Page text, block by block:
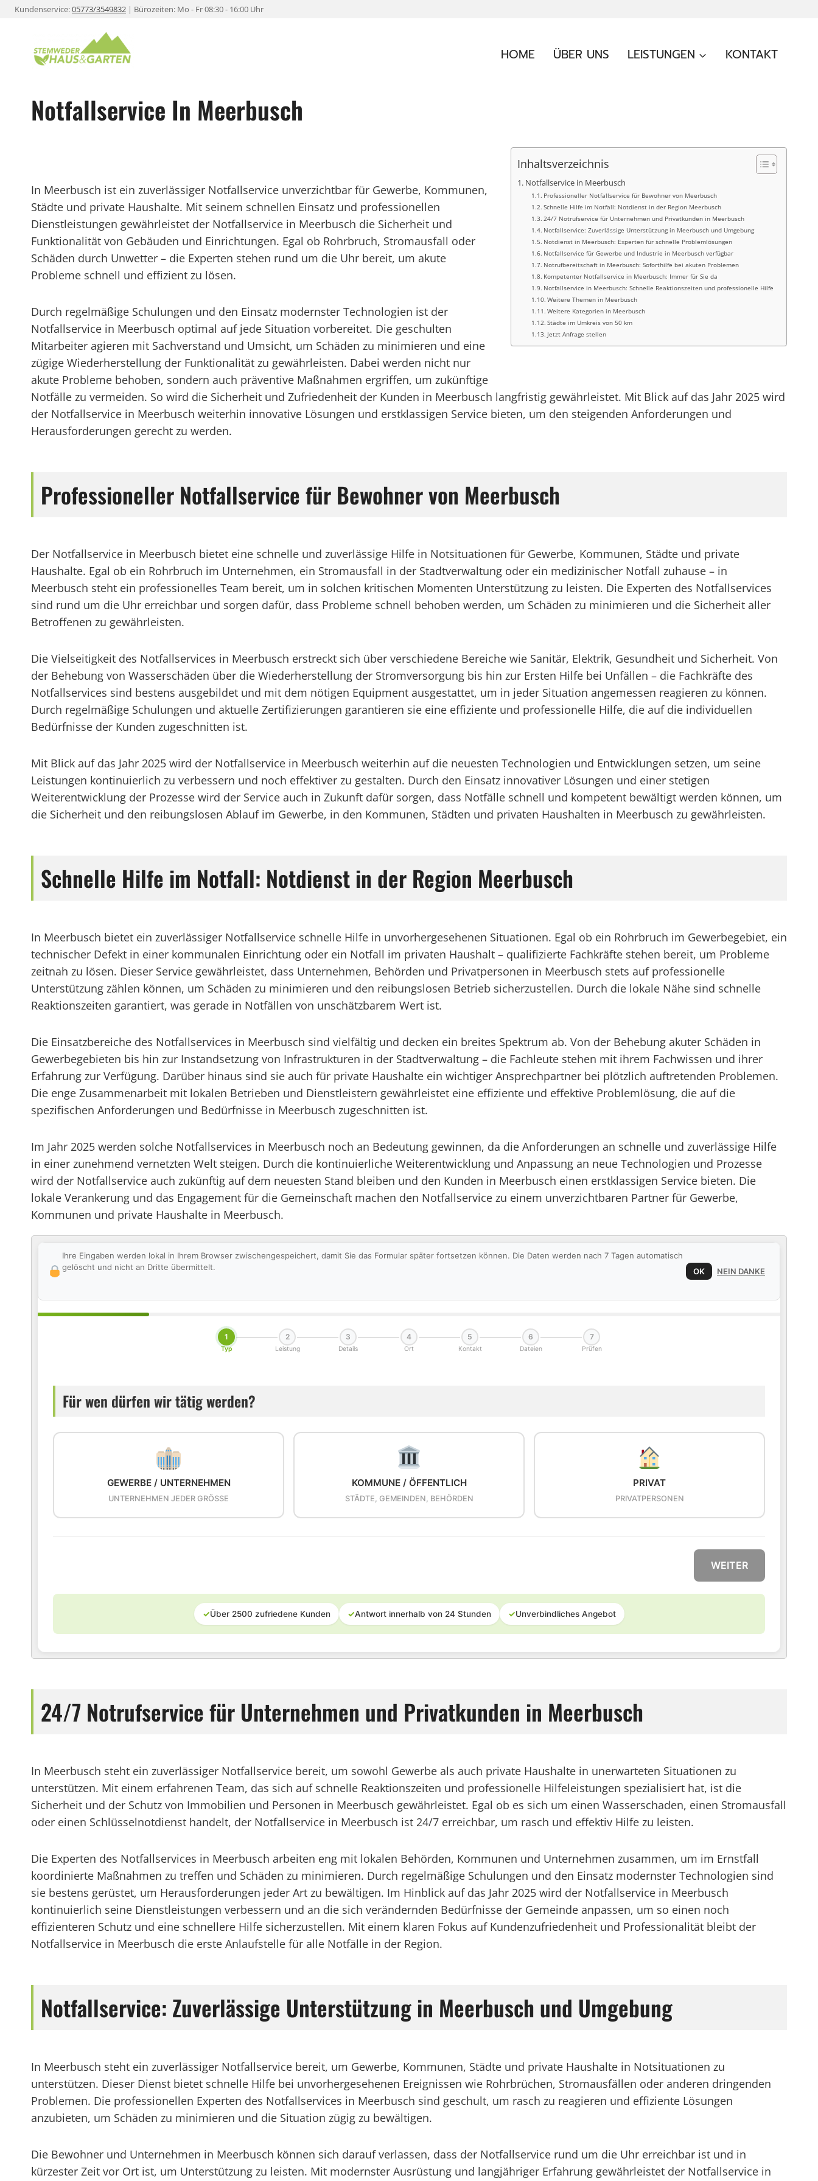
ZumKundenservice:05773/3549832 | Bürozeiten: Mo - Fr 08:30 - 16:00 Uhr
HOME ÜBER UNS LEISTUNGEN KONTAKT
Notfallservice In Meerbusch
Inhaltsverzeichnis
Notfallservice in Meerbusch
Professioneller Notfallservice für Bewohner von Meerbusch
Schnelle Hilfe im Notfall: Notdienst in der Region Meerbusch
24/7 Notrufservice für Unternehmen und Privatkunden in Meerbusch
Notfallservice: Zuverlässige Unterstützung in Meerbusch und Umgebung
Notdienst in Meerbusch: Experten für schnelle Problemlösungen
Notfallservice für Gewerbe und Industrie in Meerbusch verfügbar
Notrufbereitschaft in Meerbusch: Soforthilfe bei akuten Problemen
Kompetenter Notfallservice in Meerbusch: Immer für Sie da
Notfallservice in Meerbusch: Schnelle Reaktionszeiten und professionelle Hilfe
Weitere Themen in Meerbusch
Weitere Kategorien in Meerbusch
Städte im Umkreis von 50 km
Jetzt Anfrage stellen
In Meerbusch ist ein zuverlässiger Notfallservice unverzichtbar für Gewerbe, Kommunen,
Städte und private Haushalte. Mit seinem schnellen Einsatz und professionellen
Dienstleistungen gewährleistet der Notfallservice in Meerbusch die Sicherheit und
Funktionalität von Gebäuden und Einrichtungen. Egal ob Rohrbruch, Stromausfall oder
Schäden durch Unwetter – die Experten stehen rund um die Uhr bereit, um akute
Probleme schnell und effizient zu lösen.
Durch regelmäßige Schulungen und den Einsatz modernster Technologien ist der
Notfallservice in Meerbusch optimal auf jede Situation vorbereitet. Die geschulten
Mitarbeiter agieren mit Sachverstand und Umsicht, um Schäden zu minimieren und eine
zügige Wiederherstellung der Funktionalität zu gewährleisten. Dabei werden nicht nur
akute Probleme behoben, sondern auch präventive Maßnahmen ergriffen, um zukünftige
Notfälle zu vermeiden. So wird die Sicherheit und Zufriedenheit der Kunden in Meerbusch langfristig gewährleistet. Mit Blick auf das Jahr 2025 wird
der Notfallservice in Meerbusch weiterhin innovative Lösungen und erstklassigen Service bieten, um den steigenden Anforderungen und
Herausforderungen gerecht zu werden.
Professioneller Notfallservice für Bewohner von Meerbusch
Der Notfallservice in Meerbusch bietet eine schnelle und zuverlässige Hilfe in Notsituationen für Gewerbe, Kommunen, Städte und private
Haushalte. Egal ob ein Rohrbruch im Unternehmen, ein Stromausfall in der Stadtverwaltung oder ein medizinischer Notfall zuhause – in
Meerbusch steht ein professionelles Team bereit, um in solchen kritischen Momenten Unterstützung zu leisten. Die Experten des Notfallservices
sind rund um die Uhr erreichbar und sorgen dafür, dass Probleme schnell behoben werden, um Schäden zu minimieren und die Sicherheit aller
Betroffenen zu gewährleisten.
Die Vielseitigkeit des Notfallservices in Meerbusch erstreckt sich über verschiedene Bereiche wie Sanitär, Elektrik, Gesundheit und Sicherheit. Von
der Behebung von Wasserschäden über die Wiederherstellung der Stromversorgung bis hin zur Ersten Hilfe bei Unfällen – die Fachkräfte des
Notfallservices sind bestens ausgebildet und mit dem nötigen Equipment ausgestattet, um in jeder Situation angemessen reagieren zu können.
Durch regelmäßige Schulungen und aktuelle Zertifizierungen garantieren sie eine effiziente und professionelle Hilfe, die auf die individuellen
Bedürfnisse der Kunden zugeschnitten ist.
Mit Blick auf das Jahr 2025 wird der Notfallservice in Meerbusch weiterhin auf die neuesten Technologien und Entwicklungen setzen, um seine
Leistungen kontinuierlich zu verbessern und noch effektiver zu gestalten. Durch den Einsatz innovativer Lösungen und einer stetigen
Weiterentwicklung der Prozesse wird der Service auch in Zukunft dafür sorgen, dass Notfälle schnell und kompetent bewältigt werden können, um
die Sicherheit und den reibungslosen Ablauf im Gewerbe, in den Kommunen, Städten und privaten Haushalten in Meerbusch zu gewährleisten.
Schnelle Hilfe im Notfall: Notdienst in der Region Meerbusch
In Meerbusch bietet ein zuverlässiger Notfallservice schnelle Hilfe in unvorhergesehenen Situationen. Egal ob ein Rohrbruch im Gewerbegebiet, ein
technischer Defekt in einer kommunalen Einrichtung oder ein Notfall im privaten Haushalt – qualifizierte Fachkräfte stehen bereit, um Probleme
zeitnah zu lösen. Dieser Service gewährleistet, dass Unternehmen, Behörden und Privatpersonen in Meerbusch stets auf professionelle
Unterstützung zählen können, um Schäden zu minimieren und den reibungslosen Betrieb sicherzustellen. Durch die lokale Nähe sind schnelle
Reaktionszeiten garantiert, was gerade in Notfällen von unschätzbarem Wert ist.
Die Einsatzbereiche des Notfallservices in Meerbusch sind vielfältig und decken ein breites Spektrum ab. Von der Behebung akuter Schäden in
Gewerbegebieten bis hin zur Instandsetzung von Infrastrukturen in der Stadtverwaltung – die Fachleute stehen mit ihrem Fachwissen und ihrer
Erfahrung zur Verfügung. Darüber hinaus sind sie auch für private Haushalte ein wichtiger Ansprechpartner bei plötzlich auftretenden Problemen.
Die enge Zusammenarbeit mit lokalen Betrieben und Dienstleistern gewährleistet eine effiziente und effektive Problemlösung, die auf die
spezifischen Anforderungen und Bedürfnisse in Meerbusch zugeschnitten ist.
Im Jahr 2025 werden solche Notfallservices in Meerbusch noch an Bedeutung gewinnen, da die Anforderungen an schnelle und zuverlässige Hilfe
in einer zunehmend vernetzten Welt steigen. Durch die kontinuierliche Weiterentwicklung und Anpassung an neue Technologien und Prozesse
wird der Notfallservice auch zukünftig auf dem neuesten Stand bleiben und den Kunden in Meerbusch einen erstklassigen Service bieten. Die
lokale Verankerung und das Engagement für die Gemeinschaft machen den Notfallservice zu einem unverzichtbaren Partner für Gewerbe,
Kommunen und private Haushalte in Meerbusch.
Ihre Eingaben werden lokal in Ihrem Browser zwischengespeichert, damit Sie das Formular später fortsetzen können. Die Daten werden nach 7 Tagen automatisch
gelöscht und nicht an Dritte übermittelt.
OK NEIN DANKE
1
Typ
2
Leistung
3
Details
4
Ort
5
Kontakt
6
Dateien
7
Prüfen
Für wen dürfen wir tätig werden?
GEWERBE / UNTERNEHMEN
UNTERNEHMEN JEDER GRÖSSE
KOMMUNE / ÖFFENTLICH
STÄDTE, GEMEINDEN, BEHÖRDEN
PRIVAT
PRIVATPERSONEN
WEITER
✓Über 2500 zufriedene Kunden ✓Antwort innerhalb von 24 Stunden ✓Unverbindliches Angebot
24/7 Notrufservice für Unternehmen und Privatkunden in Meerbusch
In Meerbusch steht ein zuverlässiger Notfallservice bereit, um sowohl Gewerbe als auch private Haushalte in unerwarteten Situationen zu
unterstützen. Mit einem erfahrenen Team, das sich auf schnelle Reaktionszeiten und professionelle Hilfeleistungen spezialisiert hat, ist die
Sicherheit und der Schutz von Immobilien und Personen in Meerbusch gewährleistet. Egal ob es sich um einen Wasserschaden, einen Stromausfall
oder einen Schlüsselnotdienst handelt, der Notfallservice in Meerbusch ist 24/7 erreichbar, um rasch und effektiv Hilfe zu leisten.
Die Experten des Notfallservices in Meerbusch arbeiten eng mit lokalen Behörden, Kommunen und Unternehmen zusammen, um im Ernstfall
koordinierte Maßnahmen zu treffen und Schäden zu minimieren. Durch regelmäßige Schulungen und den Einsatz modernster Technologien sind
sie bestens gerüstet, um Herausforderungen jeder Art zu bewältigen. Im Hinblick auf das Jahr 2025 wird der Notfallservice in Meerbusch
kontinuierlich seine Dienstleistungen verbessern und an die sich verändernden Bedürfnisse der Gemeinde anpassen, um so einen noch
effizienteren Schutz und eine schnellere Hilfe sicherzustellen. Mit einem klaren Fokus auf Kundenzufriedenheit und Professionalität bleibt der
Notfallservice in Meerbusch die erste Anlaufstelle für alle Notfälle in der Region.
Notfallservice: Zuverlässige Unterstützung in Meerbusch und Umgebung
In Meerbusch steht ein zuverlässiger Notfallservice bereit, um Gewerbe, Kommunen, Städte und private Haushalte in Notsituationen zu
unterstützen. Dieser Dienst bietet schnelle Hilfe bei unvorhergesehenen Ereignissen wie Rohrbrüchen, Stromausfällen oder anderen dringenden
Problemen. Die professionellen Experten des Notfallservices in Meerbusch sind geschult, um rasch zu reagieren und effiziente Lösungen
anzubieten, um Schäden zu minimieren und die Situation zügig zu bewältigen.
Die Bewohner und Unternehmen in Meerbusch können sich darauf verlassen, dass der Notfallservice rund um die Uhr erreichbar ist und in
kürzester Zeit vor Ort ist, um Unterstützung zu leisten. Mit modernster Ausrüstung und langjähriger Erfahrung gewährleistet der Notfallservice in